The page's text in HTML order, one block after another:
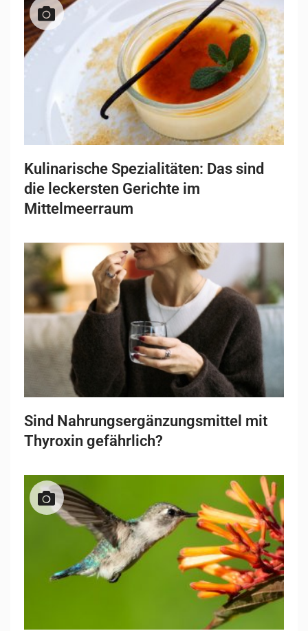
Kulinarische Spezialitäten: Das sind
die leckersten Gerichte im
Mittelmeerraum
Sind Nahrungsergänzungsmittel mit
Thyroxin gefährlich?